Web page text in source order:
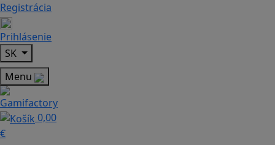
Registrácia
Prihlásenie
SK
Menu
0,00
€